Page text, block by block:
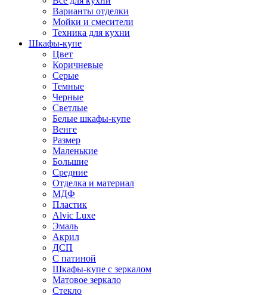
Варианты отделки
Мойки и смесители
Техника для кухни
Шкафы-купе
Цвет
Коричневые
Серые
Темные
Черные
Светлые
Белые шкафы-купе
Венге
Размер
Маленькие
Большие
Средние
Отделка и материал
МДФ
Пластик
Alvic Luxe
Эмаль
Акрил
ДСП
С патиной
Шкафы-купе с зеркалом
Матовое зеркало
Стекло